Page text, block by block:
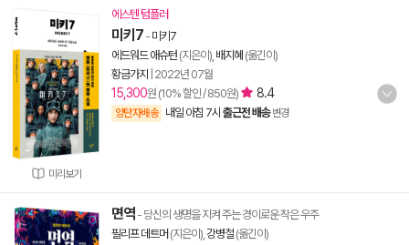
미리보기
에스텐 텀플러
미키7 - 미키7
에드워드 애슈턴 (지은이), 배지혜 (옮긴이)
황금가지
2022년 07월
15,300원 (10% 할인 / 850원) 8.4
양탄자배송 내일 아침 7시 출근전 배송 변경
면역 - 당신의 생명을 지켜 주는 경이로운 작은 우주
필리프 데트머 (지은이), 강병철 (옮긴이)